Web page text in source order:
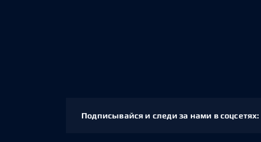
Подписывайся и следи за нами в соцсетях: